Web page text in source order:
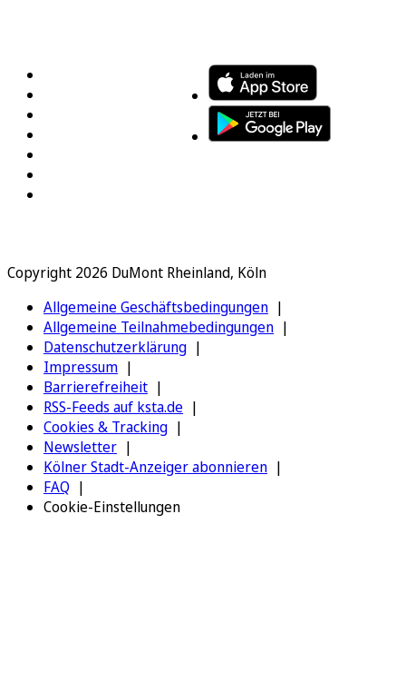
Copyright 2026 DuMont Rheinland, Köln
Allgemeine Geschäftsbedingungen
Allgemeine Teilnahmebedingungen
Datenschutzerklärung
Impressum
Barrierefreiheit
RSS-Feeds auf ksta.de
Cookies & Tracking
Newsletter
Kölner Stadt-Anzeiger abonnieren
FAQ
Cookie-Einstellungen